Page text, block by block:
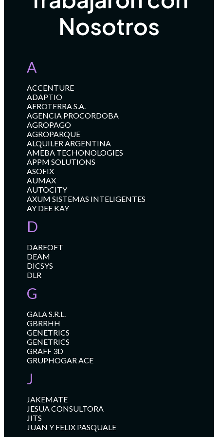
Nosotros
A
ACCENTURE
ADAPTIO
AEROTERRA S.A.
AGENCIA PROCORDOBA
AGROPAGO
AGROPARQUE
ALQUILER ARGENTINA
AMEBA TECHONOLOGIES
APPM SOLUTIONS
ASOFIX
AUMAX
AUTOCITY
AXUM SISTEMAS INTELIGENTES
AY DEE KAY
D
DAREOFT
DEAM
DICSYS
DLR
G
GALA S.R.L.
GBRRHH
GENETRICS
GENETRICS
GRAFF 3D
GRUPHOGAR ACE
J
JAKEMATE
JESUA CONSULTORA
JITS
JUAN Y FELIX PASQUALE